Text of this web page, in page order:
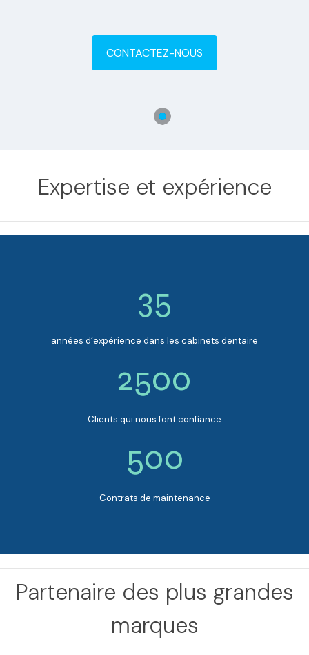
CONTACTEZ-NOUS
Expertise et expérience
35
années d’expérience dans les cabinets dentaire
2500
Clients qui nous font confiance
500
Contrats de maintenance
Partenaire des plus grandes
marques